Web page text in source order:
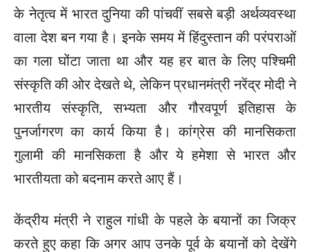
के नेतृत्व में भारत दुनिया की पांचवीं सबसे बड़ी अर्थव्यवस्था
वाला देश बन गया है। इनके समय में हिंदुस्तान की परंपराओं
का गला घोंटा जाता था और यह हर बात के लिए पश्चिमी
संस्कृति की ओर देखते थे, लेकिन प्रधानमंत्री नरेंद्र मोदी ने
भारतीय संस्कृति, सभ्यता और गौरवपूर्ण इतिहास के
पुनर्जागरण का कार्य किया है। कांग्रेस की मानसिकता
गुलामी की मानसिकता है और ये हमेशा से भारत और
भारतीयता को बदनाम करते आए हैं।
केंद्रीय मंत्री ने राहुल गांधी के पहले के बयानों का जिक्र
करते हुए कहा कि अगर आप उनके पूर्व के बयानों को देखेंगे